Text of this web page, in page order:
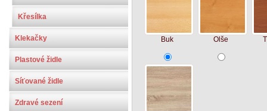
Křesílka
Klekačky
Plastové židle
Síťované židle
Zdravé sezení
Buk Olše